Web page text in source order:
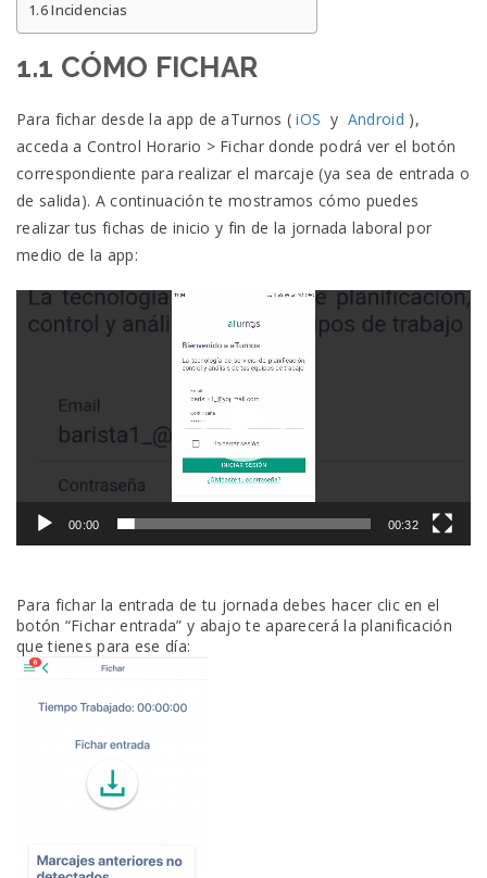
1.6 Incidencias
1.1 CÓMO FICHAR
Para fichar desde la app de aTurnos (iOS y Android ),
acceda a Control Horario > Fichar donde podrá ver el botón
correspondiente para realizar el marcaje (ya sea de entrada o
de salida). A continuación te mostramos cómo puedes
realizar tus fichas de inicio y fin de la jornada laboral por
medio de la app:
Reproductor
de
00:00 00:32
Para fichar la entrada de tu jornada debes hacer clic en el
botón “Fichar entrada” y abajo te aparecerá la planificación
que tienes para ese día: